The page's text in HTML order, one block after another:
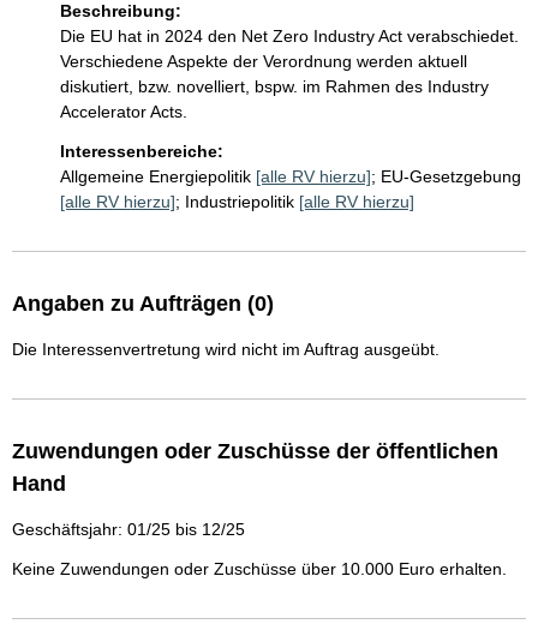
Beschreibung:
Die EU hat in 2024 den Net Zero Industry Act verabschiedet.
Verschiedene Aspekte der Verordnung werden aktuell
diskutiert, bzw. novelliert, bspw. im Rahmen des Industry
Accelerator Acts.
Interessenbereiche:
Allgemeine Energiepolitik [alle RV hierzu]; EU-Gesetzgebung
[alle RV hierzu]; Industriepolitik [alle RV hierzu]
Angaben zu Aufträgen (0)
Die Interessenvertretung wird nicht im Auftrag ausgeübt.
Zuwendungen oder Zuschüsse der öffentlichen
Hand
Geschäftsjahr: 01/25 bis 12/25
Keine Zuwendungen oder Zuschüsse über 10.000 Euro erhalten.